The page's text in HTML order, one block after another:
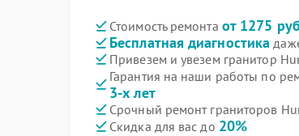
Стоимость ремонта от 1275
Бесплатная диагностика
Привезем и увезем гранитор
Гарантия на наши работы по
3-х лет
Срочный ремонт граниторов
Скидка для вас до 20%